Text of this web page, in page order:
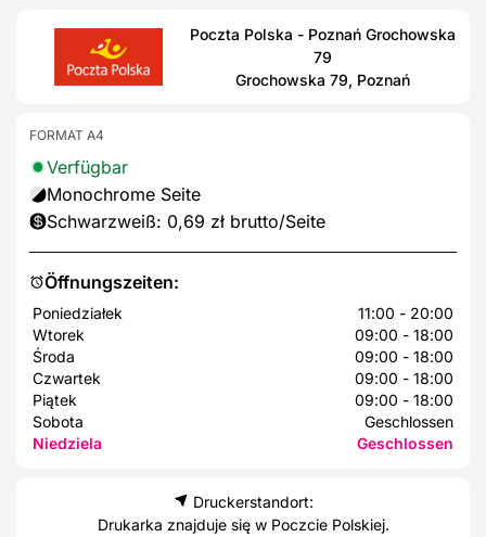
Poczta Polska - Poznań Grochowska
79
Grochowska 79, Poznań
Öffnungszeiten:
Poniedziałek
11:00 - 20:00
Wtorek
09:00 - 18:00
Środa
09:00 - 18:00
Czwartek
09:00 - 18:00
Piątek
09:00 - 18:00
Sobota
Geschlossen
Niedziela
Geschlossen
FORMAT A4
Verfügbar
Monochrome Seite
Schwarzweiß: 0,69 zł brutto/Seite
Druckerstandort:
Drukarka znajduje się w Poczcie Polskiej.